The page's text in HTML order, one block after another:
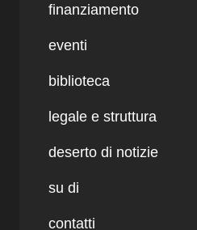
finanziamento
eventi
biblioteca
legale e struttura
deserto di notizie
su di
contatti